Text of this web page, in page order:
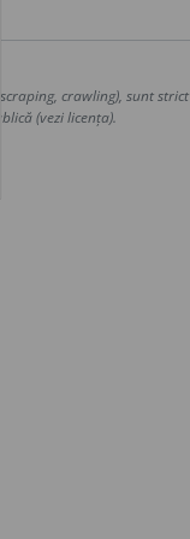
crawling), sunt strict
(vezi licența).